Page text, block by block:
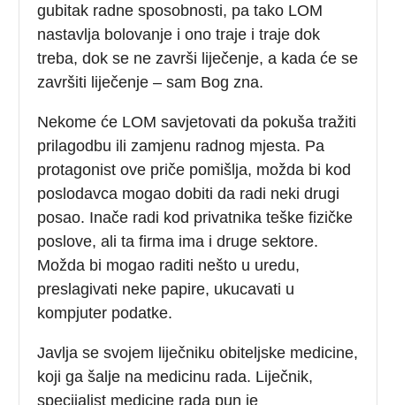
gubitak radne sposobnosti, pa tako LOM
nastavlja bolovanje i ono traje i traje dok
treba, dok se ne završi liječenje, a kada će se
završiti liječenje – sam Bog zna.
Nekome će LOM savjetovati da pokuša tražiti
prilagodbu ili zamjenu radnog mjesta. Pa
protagonist ove priče pomišlja, možda bi kod
poslodavca mogao dobiti da radi neki drugi
posao. Inače radi kod privatnika teške fizičke
poslove, ali ta firma ima i druge sektore.
Možda bi mogao raditi nešto u uredu,
preslagivati neke papire, ukucavati u
kompjuter podatke.
Javlja se svojem liječniku obiteljske medicine,
koji ga šalje na medicinu rada. Liječnik,
specijalist medicine rada pun je